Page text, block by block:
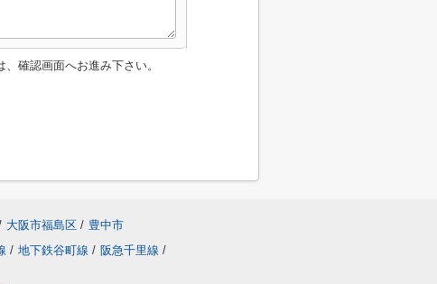
確認画面へお進み下さい。
大阪市福島区 / 豊中市
/ 地下鉄谷町線 / 阪急千里線 /